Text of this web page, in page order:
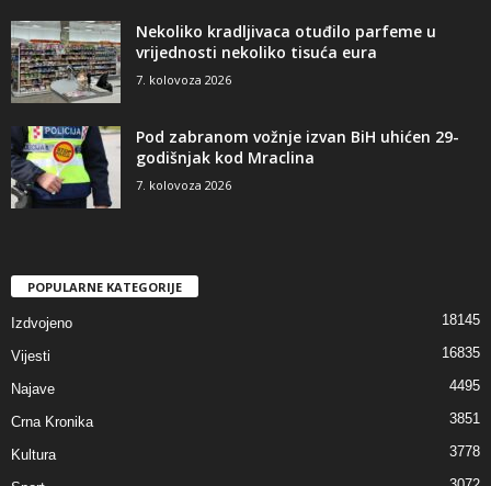
Nekoliko kradljivaca otuđilo parfeme u
vrijednosti nekoliko tisuća eura
7. kolovoza 2026
Pod zabranom vožnje izvan BiH uhićen 29-
godišnjak kod Mraclina
7. kolovoza 2026
POPULARNE KATEGORIJE
Izdvojeno 18145
Vijesti 16835
Najave 4495
Crna Kronika 3851
Kultura 3778